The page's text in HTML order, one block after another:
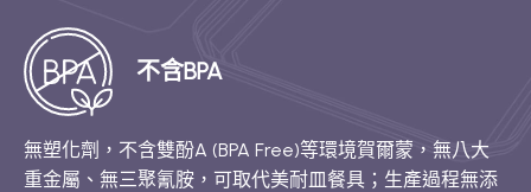
不含BPA
無塑化劑，不含雙酚A (BPA Free)等環境賀爾蒙，無八大
重金屬、無三聚氰胺，可取代美耐皿餐具；生產過程無添